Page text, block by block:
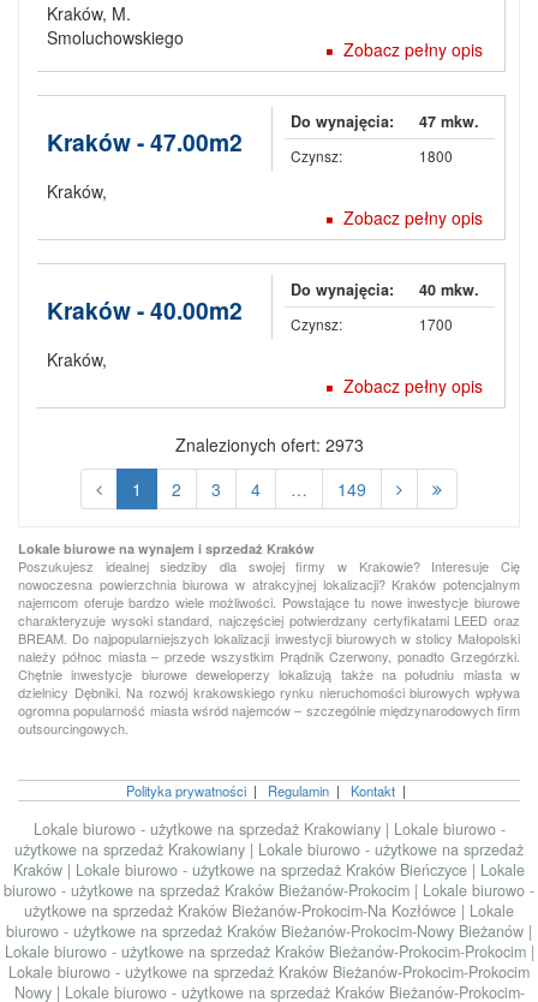
Kraków, M.
Smoluchowskiego
Zobacz pełny opis
Kraków - 47.00m2
Kraków,
Do wynajęcia: 47 mkw.
Czynsz: 1800
Zobacz pełny opis
Kraków - 40.00m2
Kraków,
Do wynajęcia: 40 mkw.
Czynsz: 1700
Zobacz pełny opis
Znalezionych ofert: 2973
1
2 3 4 … 149
Lokale biurowe na wynajem i sprzedaż Kraków
Poszukujesz idealnej siedziby dla swojej firmy w Krakowie? Interesuje Cię
nowoczesna powierzchnia biurowa w atrakcyjnej lokalizacji? Kraków potencjalnym
najemcom oferuje bardzo wiele możliwości. Powstające tu nowe inwestycje biurowe
charakteryzuje wysoki standard, najczęściej potwierdzany certyfikatami LEED oraz
BREAM. Do najpopularniejszych lokalizacji inwestycji biurowych w stolicy Małopolski
należy północ miasta – przede wszystkim Prądnik Czerwony, ponadto Grzegórzki.
Chętnie inwestycje biurowe deweloperzy lokalizują także na południu miasta w
dzielnicy Dębniki. Na rozwój krakowskiego rynku nieruchomości biurowych wpływa
ogromna popularność miasta wśród najemców – szczególnie międzynarodowych firm
outsourcingowych.
Polityka prywatności| Regulamin| Kontakt|
Lokale biurowo - użytkowe na sprzedaż Krakowiany| Lokale biurowo -
użytkowe na sprzedaż Krakowiany | Lokale biurowo - użytkowe na sprzedaż
Kraków | Lokale biurowo - użytkowe na sprzedaż Kraków Bieńczyce | Lokale
biurowo - użytkowe na sprzedaż Kraków Bieżanów-Prokocim | Lokale biurowo -
użytkowe na sprzedaż Kraków Bieżanów-Prokocim-Na Kozłówce | Lokale
biurowo - użytkowe na sprzedaż Kraków Bieżanów-Prokocim-Nowy Bieżanów |
Lokale biurowo - użytkowe na sprzedaż Kraków Bieżanów-Prokocim-Prokocim|
Lokale biurowo - użytkowe na sprzedaż Kraków Bieżanów-Prokocim-Prokocim
Nowy| Lokale biurowo - użytkowe na sprzedaż Kraków Bieżanów-Prokocim-